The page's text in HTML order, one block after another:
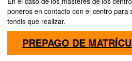
poneros en contacto con el centro para
tenéis que realizar.
PREPAGO DE